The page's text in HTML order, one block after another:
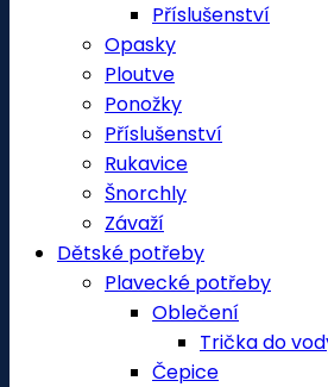
Příslušenství
Opasky
Ploutve
Ponožky
Příslušenství
Rukavice
Šnorchly
Závaží
Dětské potřeby
Plavecké potřeby
Oblečení
Trička do
Čepice